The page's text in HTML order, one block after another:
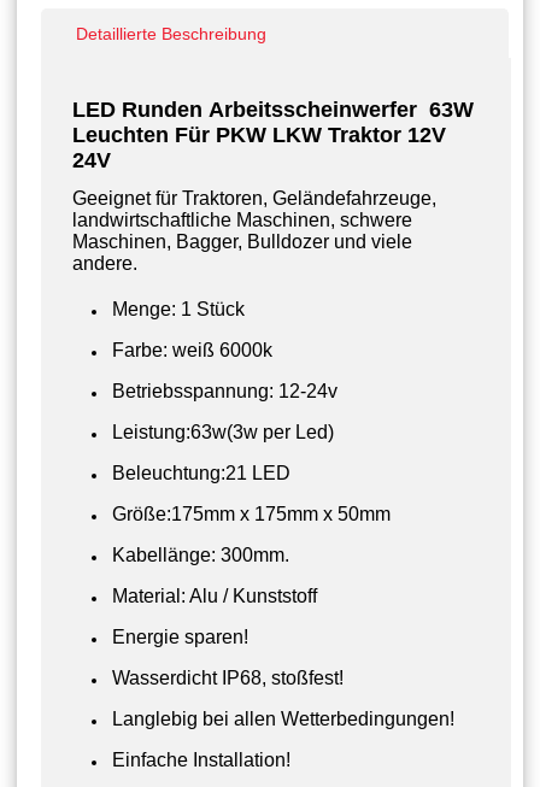
Detaillierte Beschreibung
LED Runden Arbeitsscheinwerfer 63W
Leuchten Für PKW LKW Traktor 12V
24V
Geeignet für Traktoren, Geländefahrzeuge,
landwirtschaftliche Maschinen, schwere
Maschinen, Bagger, Bulldozer und viele
andere.
Menge: 1 Stück
Farbe: weiß 6000k
Betriebsspannung: 12-24v
Leistung:63w(3w per Led)
Beleuchtung:21 LED
Größe:175mm x 175mm x 50mm
Kabellänge: 300mm.
Material: Alu / Kunststoff
Energie sparen!
Wasserdicht IP68, stoßfest!
Langlebig bei allen Wetterbedingungen!
Einfache Installation!